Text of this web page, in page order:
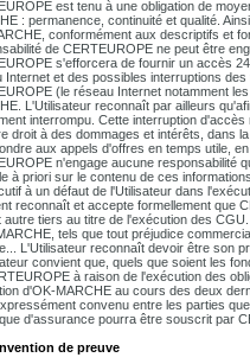
est tenu à une obligation de
: permanence, continuité et qualité.
conformément aux descriptifs et
de CERTEUROPE ne peut être
s'efforcera de fournir un accès
Internet et des possibles interruptions
(le réseau Internet notamment
L'Utilisateur reconnaît par ailleurs
interrompu. Cette interruption
droit à des dommages et intérêts, dans
aux appels d'offres en temps utile,
n'engage aucune responsabilité
à priori sur le contenu de ces
à un défaut de l'Utilisateur dans
reconnaît et accepte formellement que
autre tiers au titre de l'exécution des
tels que tout préjudice
L'Utilisateur reconnaît devoir être son
convient que, quels que soient les
à raison de l'exécution des
d'OK-MARCHE au cours des deux
convenu entre les parties
d'assurance pourra être souscrit par
de preuve